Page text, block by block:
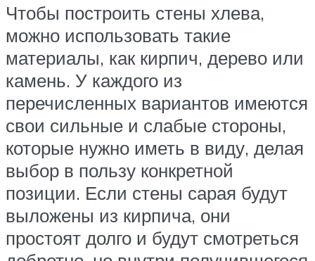
Чтобы построить стены хлева,
можно использовать такие
материалы, как кирпич, дерево или
камень. У каждого из
перечисленных вариантов имеются
свои сильные и слабые стороны,
которые нужно иметь в виду, делая
выбор в пользу конкретной
позиции. Если стены сарая будут
выложены из кирпича, они
простоят долго и будут смотреться